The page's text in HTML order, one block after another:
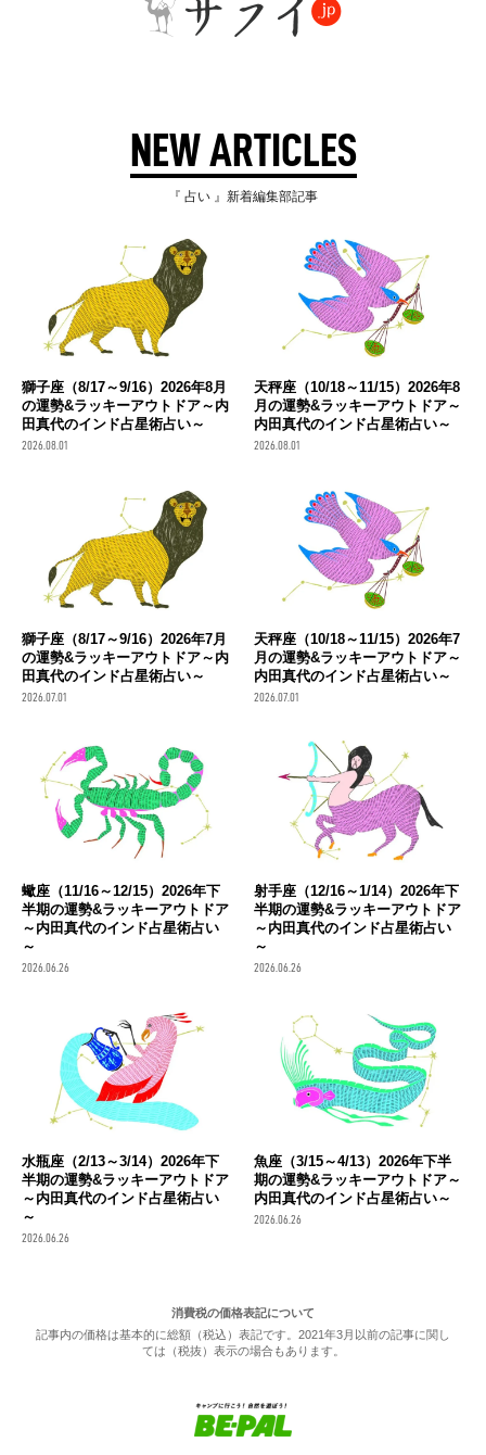
NEW ARTICLES
『 占い 』新着編集部記事
獅子座（8/17～9/16）2026年8月
の運勢&ラッキーアウトドア～内
田真代のインド占星術占い～
2026.08.01
天秤座（10/18～11/15）2026年8
月の運勢&ラッキーアウトドア～
内田真代のインド占星術占い～
2026.08.01
獅子座（8/17～9/16）2026年7月
の運勢&ラッキーアウトドア～内
田真代のインド占星術占い～
2026.07.01
天秤座（10/18～11/15）2026年7
月の運勢&ラッキーアウトドア～
内田真代のインド占星術占い～
2026.07.01
蠍座（11/16～12/15）2026年下
半期の運勢&ラッキーアウトドア
～内田真代のインド占星術占い
～
2026.06.26
射手座（12/16～1/14）2026年下
半期の運勢&ラッキーアウトドア
～内田真代のインド占星術占い
～
2026.06.26
水瓶座（2/13～3/14）2026年下
半期の運勢&ラッキーアウトドア
～内田真代のインド占星術占い
～
2026.06.26
魚座（3/15～4/13）2026年下半
期の運勢&ラッキーアウトドア～
内田真代のインド占星術占い～
2026.06.26
消費税の価格表記について
記事内の価格は基本的に総額（税込）表記です。2021年3月以前の記事に関し
ては（税抜）表示の場合もあります。